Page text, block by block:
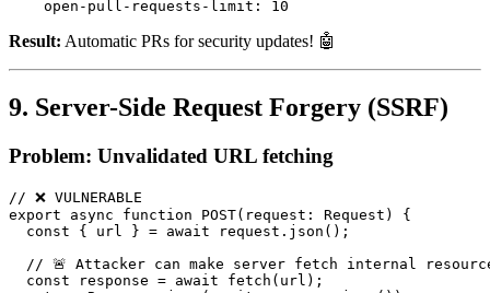
Result: Automatic PRs for security updates! 🤖
9. Server-Side Request Forgery (SSRF)
Problem: Unvalidated URL fetching
// ❌ VULNERABLE
export async function POST(request: Request) {
  const { url } = await request.json();
// 🚨 Attacker can make server fetch internal
  const response = await fetch(url);